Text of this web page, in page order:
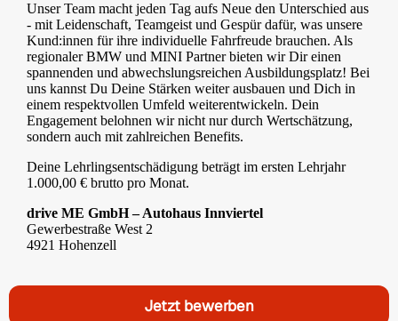
Unser Team macht jeden Tag aufs Neue den Unterschied aus
- mit Leidenschaft, Teamgeist und Gespür dafür, was unsere
Kund:innen für ihre individuelle Fahrfreude brauchen. Als
regionaler BMW und MINI Partner bieten wir Dir einen
spannenden und abwechslungsreichen Ausbildungsplatz! Bei
uns kannst Du Deine Stärken weiter ausbauen und Dich in
einem respektvollen Umfeld weiterentwickeln. Dein
Engagement belohnen wir nicht nur durch Wertschätzung,
sondern auch mit zahlreichen Benefits.
Deine Lehrlingsentschädigung beträgt im ersten Lehrjahr
1.000,00 € brutto pro Monat.
drive ME GmbH – Autohaus Innviertel
Gewerbestraße West 2
4921 Hohenzell
Jetzt bewerben